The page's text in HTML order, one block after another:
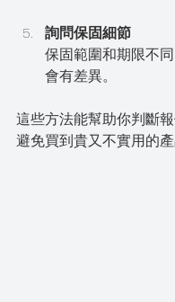
詢問保固細節
保固範圍和期限不
會有差異。
這些方法能幫助你判斷報
避免買到貴又不實用的產